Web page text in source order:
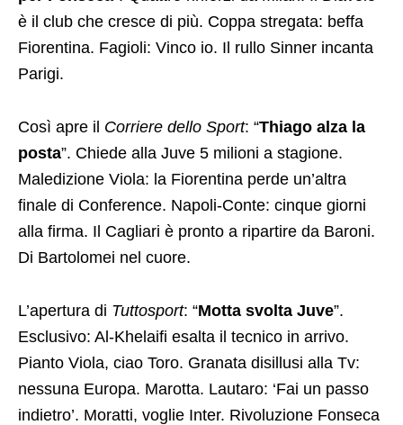
è il club che cresce di più. Coppa stregata: beffa
Fiorentina. Fagioli: Vinco io. Il rullo Sinner incanta
Parigi.
Così apre il Corriere dello Sport: “Thiago alza la
posta”. Chiede alla Juve 5 milioni a stagione.
Maledizione Viola: la Fiorentina perde un’altra
finale di Conference. Napoli-Conte: cinque giorni
alla firma. Il Cagliari è pronto a ripartire da Baroni.
Di Bartolomei nel cuore.
L’apertura di Tuttosport: “Motta svolta Juve”.
Esclusivo: Al-Khelaifi esalta il tecnico in arrivo.
Pianto Viola, ciao Toro. Granata disillusi alla Tv:
nessuna Europa. Marotta. Lautaro: ‘Fai un passo
indietro’. Moratti, voglie Inter. Rivoluzione Fonseca